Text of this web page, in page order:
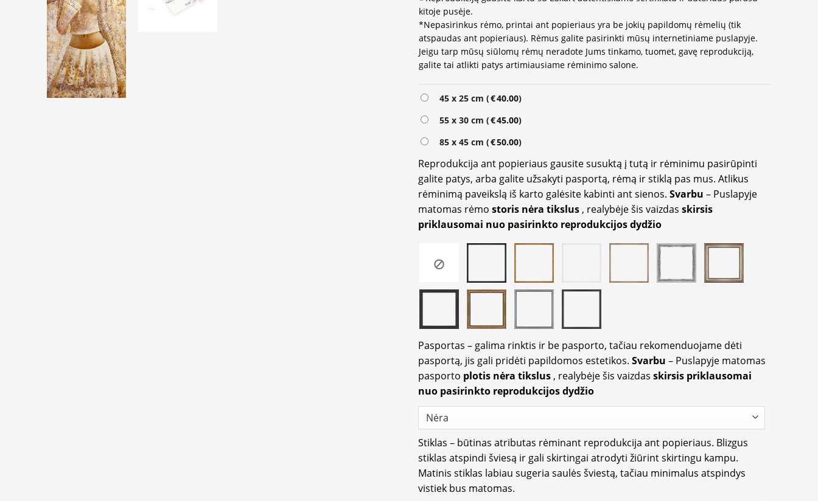
kitoje pusėje.
*Nepasirinkus rėmo, printai ant popieriaus yra be jokių papildomų rėmelių (tik
atspaudas ant popieriaus). Rėmus galite pasirinkti mūsų internetiniame puslapyje.
Jeigu tarp mūsų siūlomų rėmų neradote Jums tinkamo, tuomet, gavę reprodukciją,
galite tai atlikti patys artimiausiame rėminimo salone.
45 x 25 cm (€40.00)
55 x 30 cm (€45.00)
85 x 45 cm (€50.00)
Reprodukcija ant popieriaus gausite susuktą į tutą ir rėminimu pasirūpinti
galite patys, arba galite užsakyti pasportą, rėmą ir stiklą pas mus. Atlikus
rėminimą paveikslą iš karto galėsite kabinti ant sienos. Svarbu – Puslapyje
matomas rėmo storis nėra tikslus , realybėje šis vaizdas skirsis
priklausomai nuo pasirinkto reprodukcijos dydžio
Pasportas – galima rinktis ir be pasporto, tačiau rekomenduojame dėti
pasportą, jis gali pridėti papildomos estetikos. Svarbu – Puslapyje matomas
pasporto plotis nėra tikslus , realybėje šis vaizdas skirsis priklausomai
nuo pasirinkto reprodukcijos dydžio
Stiklas – būtinas atributas rėminant reprodukcija ant popieriaus. Blizgus
stiklas atspindi šviesą ir gali skirtingai atrodyti žiūrint skirtingu kampu.
Matinis stiklas labiau sugeria saulės šviestą, tačiau minimalus atspindys
vistiek bus matomas.
Alternative: